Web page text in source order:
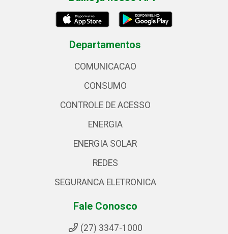
Departamentos
COMUNICACAO
CONSUMO
CONTROLE DE ACESSO
ENERGIA
ENERGIA SOLAR
REDES
SEGURANCA ELETRONICA
Fale Conosco
(27) 3347-1000